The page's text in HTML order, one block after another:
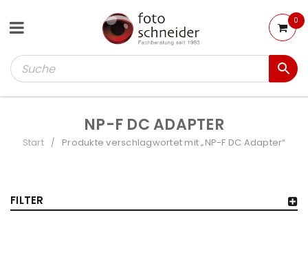
0
NP-F DC ADAPTER
Start / Produkte verschlagwortet mit „NP-F DC Adapter“
FILTER